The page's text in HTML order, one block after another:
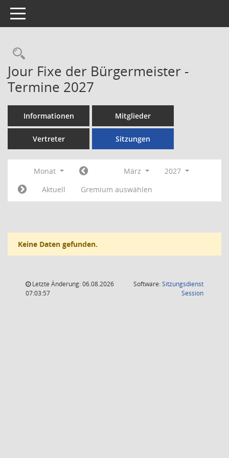
Toggle navigation
Rechercheauswahl
Jour Fixe der Bürgermeister -
Termine 2027
Informationen Mitglieder
Vertreter Sitzungen
Monat März
2027
Aktuell
Gremium auswählen
Keine Daten gefunden.
Letzte Änderung: 06.08.2026
07:03:57
Software:Sitzungsdienst
Session(Wird in